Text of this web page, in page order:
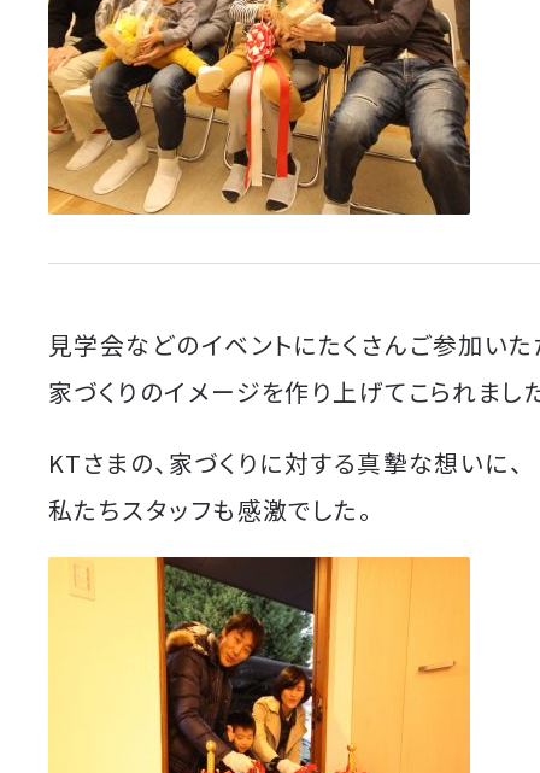
見学会などのイベントにたくさんご参加いた
家づくりのイメージを作り上げてこられまし
KTさまの、家づくりに対する真摯な想いに、
私たちスタッフも感激でした。